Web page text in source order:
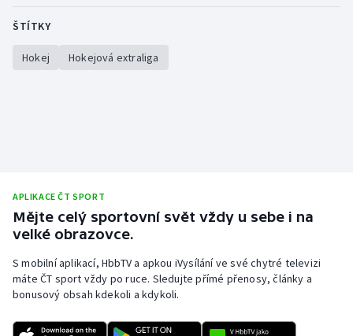
ŠTÍTKY
Hokej Hokejová extraliga
APLIKACE ČT SPORT
Mějte celý sportovní svět vždy u sebe i na
velké obrazovce.
S mobilní aplikací, HbbTV a apkou iVysílání ve své chytré televizi
máte ČT sport vždy po ruce. Sledujte přímé přenosy, články a
bonusový obsah kdekoli a kdykoli.